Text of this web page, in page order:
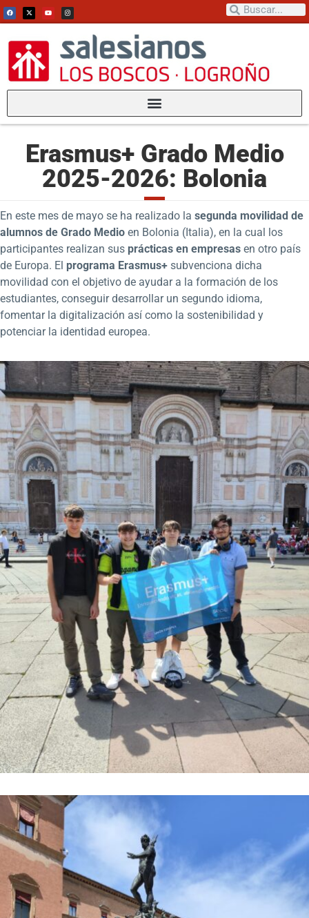
Erasmus+ Grado Medio
2025-2026: Bolonia
En este mes de mayo se ha realizado la segunda movilidad de
alumnos de Grado Medio en Bolonia (Italia), en la cual los
participantes realizan sus prácticas en empresas en otro país
de Europa. El programa Erasmus+ subvenciona dicha
movilidad con el objetivo de ayudar a la formación de los
estudiantes, conseguir desarrollar un segundo idioma,
fomentar la digitalización así como la sostenibilidad y
potenciar la identidad europea.